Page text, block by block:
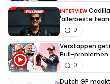
INTERVIEW
'allerbeste
0
Verstappen
Bull-problemen
0
Dutch GP